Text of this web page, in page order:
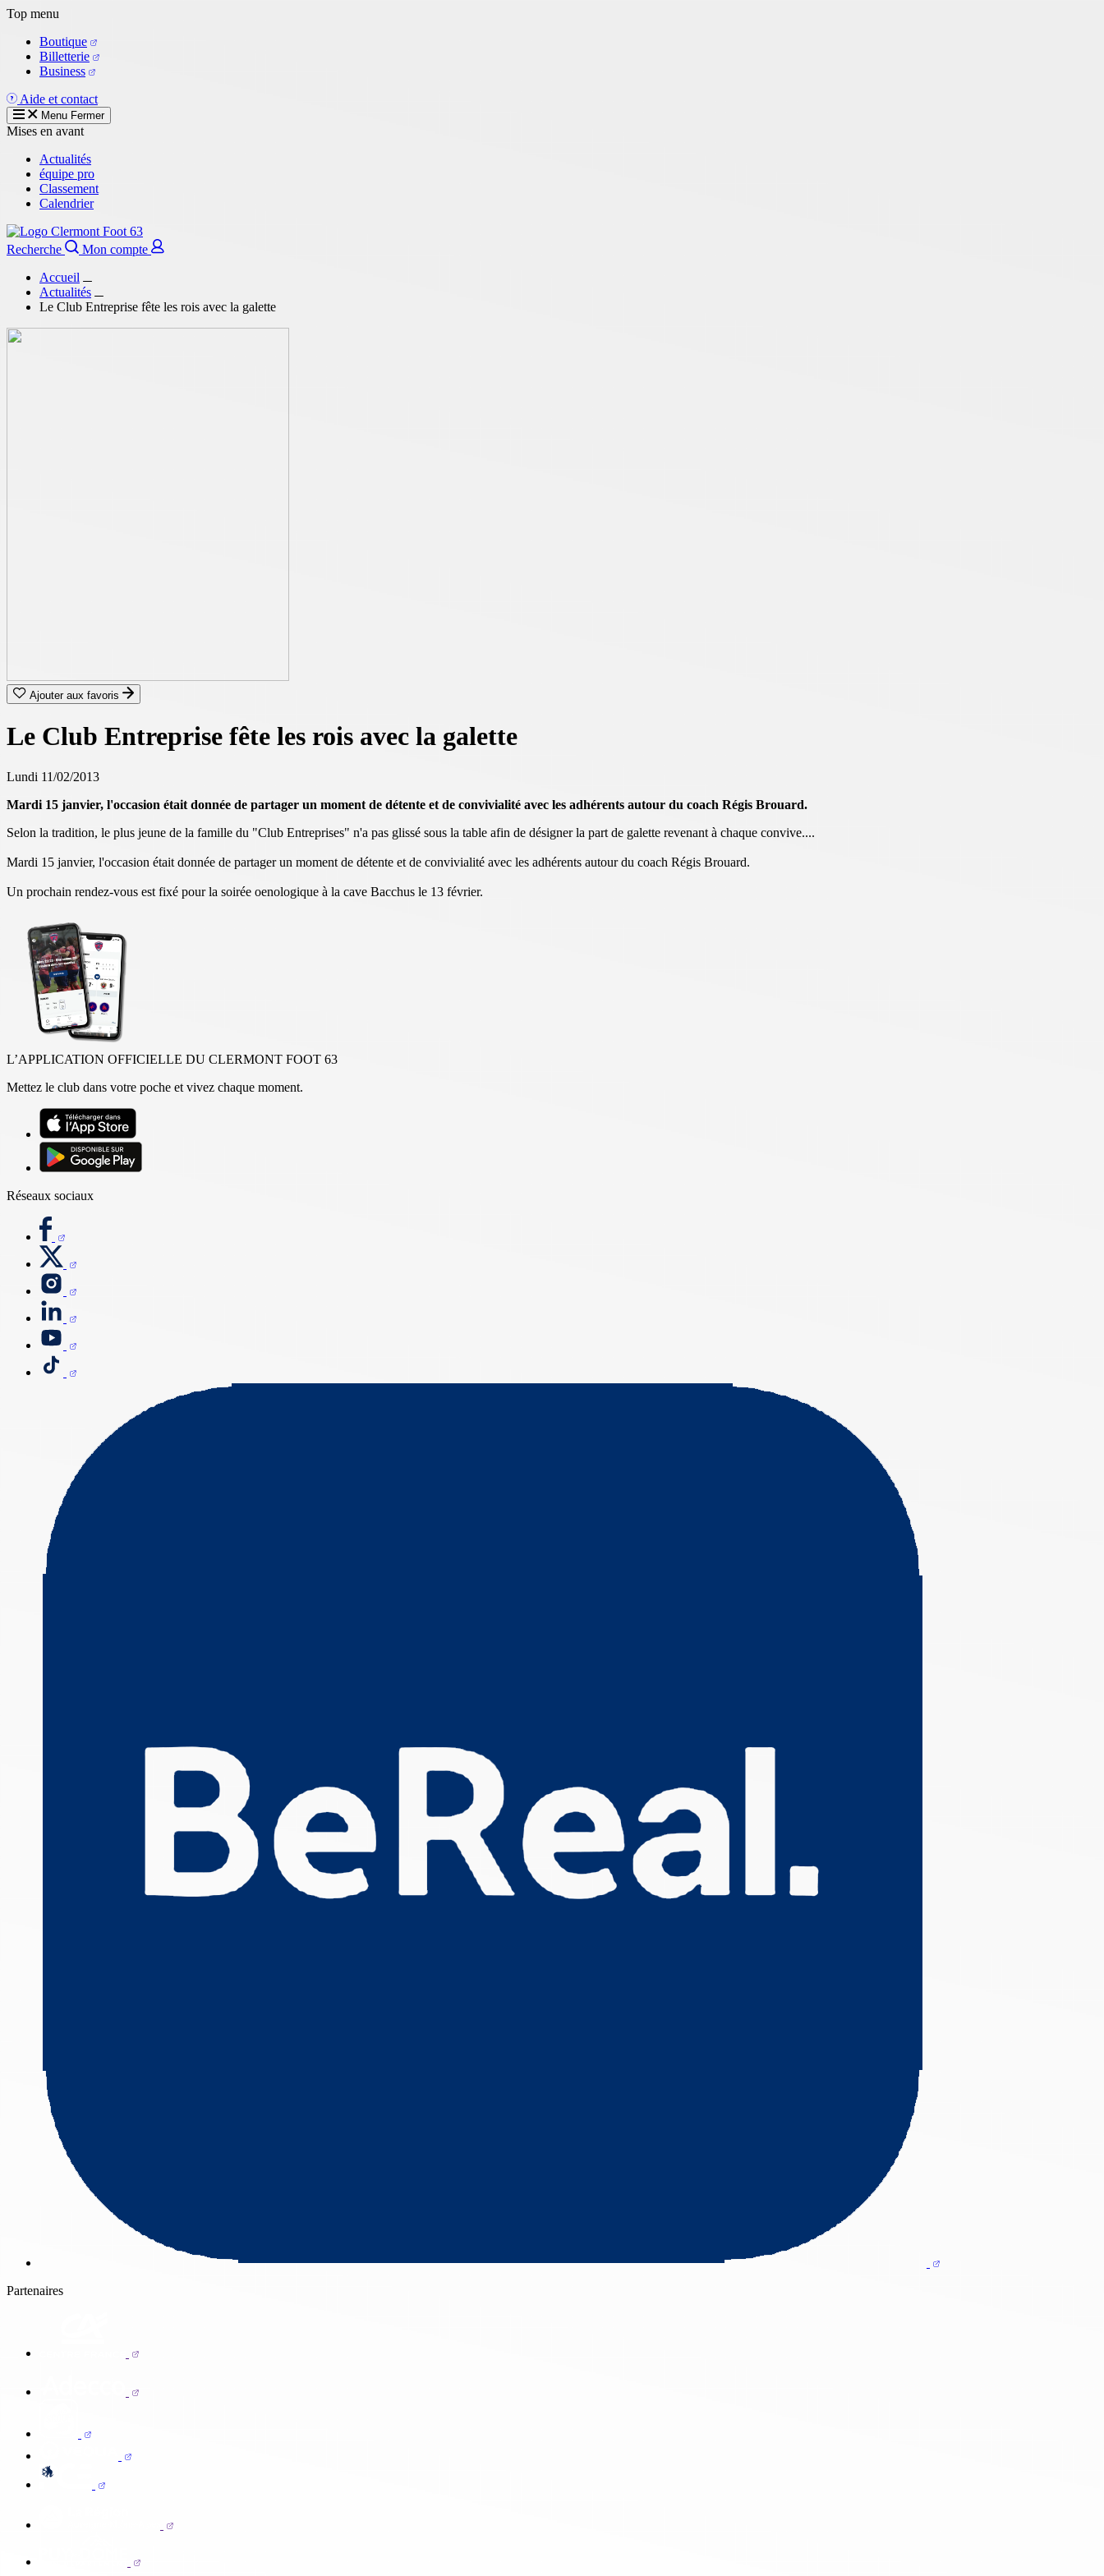
Aller
contenu
principal
Top menu
Boutique
Billetterie
Business
Aide et contact
Menu Fermer
Mises en avant
Actualités
équipe pro
Classement
Calendrier
Recherche
Mon compte
Accueil
Actualités
Le Club Entreprise fête les rois avec la galette
Ajouter aux favoris
Le Club Entreprise fête les rois avec la galette
Lundi 11/02/2013
Mardi 15 janvier, l'occasion était donnée de partager un moment de détente et de convivialité avec les adhérents autour du coach Régis Brouard.
Selon la tradition, le plus jeune de la famille du "Club Entreprises" n'a pas glissé sous la table afin de désigner la part de galette revenant à chaque convive....
Mardi 15 janvier, l'occasion était donnée de partager un moment de détente et de convivialité avec les adhérents autour du coach Régis Brouard.
Un prochain rendez-vous est fixé pour la soirée oenologique à la cave Bacchus le 13 février.
L’APPLICATION OFFICIELLE DU CLERMONT FOOT 63
Mettez le club dans votre poche et vivez chaque moment.
Réseaux sociaux
Partenaires